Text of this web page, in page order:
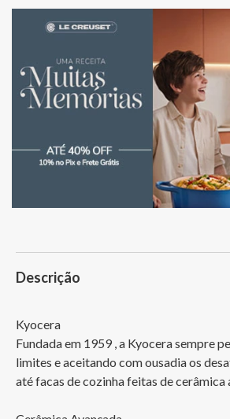
Descrição
Kyocera
Fundada em 1959 , a Kyocera sempre
limites e aceitando com ousadia os
até facas de cozinha feitas de cerâmica